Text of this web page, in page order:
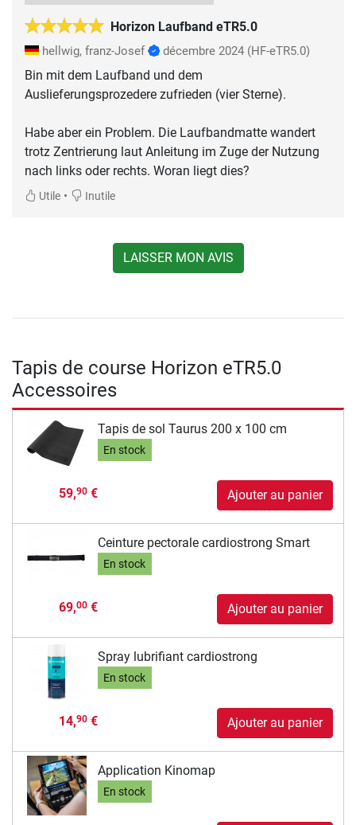
Horizon Laufband eTR5.0
hellwig, franz-Josef décembre 2024 (HF-eTR5.0)
Bin mit dem Laufband und dem
Auslieferungsprozedere zufrieden (vier Sterne).
Habe aber ein Problem. Die Laufbandmatte wandert
trotz Zentrierung laut Anleitung im Zuge der Nutzung
nach links oder rechts. Woran liegt dies?
Utile • Inutile
LAISSER MON AVIS
Tapis de course Horizon eTR5.0
Accessoires
Tapis de sol Taurus 200 x 100 cm
En stock
59,90€ Ajouter au panier
Ceinture pectorale cardiostrong Smart
En stock
69,00€ Ajouter au panier
Spray lubrifiant cardiostrong
En stock
14,90€ Ajouter au panier
Application Kinomap
En stock